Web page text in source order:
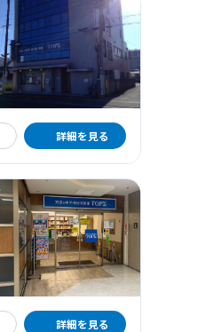
詳細を見る
詳細を見る